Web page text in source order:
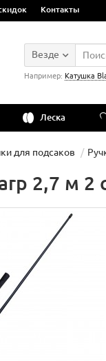
Контакты
Везде
Например: Катушка
Леска
для подсаков
2,7 м 2